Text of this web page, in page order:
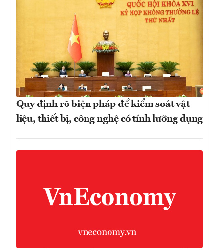
Quy định rõ biện pháp để kiểm soát vật
liệu, thiết bị, công nghệ có tính lưỡng dụng